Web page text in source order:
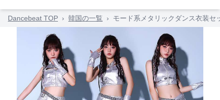
Dancebeat TOP › 韓国の一覧 › モード系メタリックダンス衣装セ